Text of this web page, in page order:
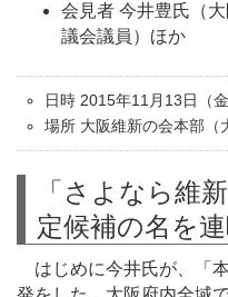
会見者 今井豊氏（
議会議員）ほか
日時 2015年11月13日（
場所 大阪維新の会本部（
「さよなら維
定候補の名を
はじめに今井氏が、「